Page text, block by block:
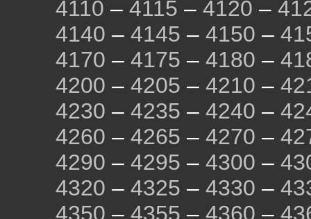
4110 – 4115 – 4120 –
4140 – 4145 – 4150 –
4170 – 4175 – 4180 –
4200 – 4205 – 4210 –
4230 – 4235 – 4240 –
4260 – 4265 – 4270 –
4290 – 4295 – 4300 –
4320 – 4325 – 4330 –
4350 – 4355 – 4360 –